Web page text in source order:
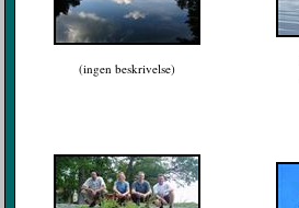
(ingen beskrivelse)